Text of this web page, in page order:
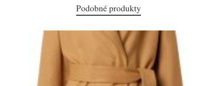
Podobné produkty